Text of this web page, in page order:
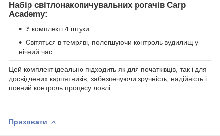
Набір світлонакопичувальних рогачів Carp
Academy:
У комплекті 4 штуки
Світяться в темряві, полегшуючи контроль вудилищ у
нічний час
Цей комплект ідеально підходить як для початківців, так і для
досвідчених карпятників, забезпечуючи зручність, надійність і
повний контроль процесу ловлі.
Приховати